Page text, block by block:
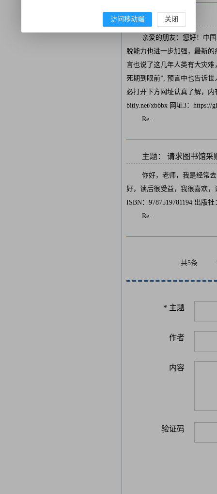
主题：反馈....
亲爱的朋友：您好！中
脱能力也进一步加强，最新
言也说了这几年人类有大灾
死期到眼前”, 预言中也告诉
必打开下方网址认真了解，内
bitly.net/xbbbx 网址3：https://
Re :
主题： 请求图书馆采
你好，老师，我是经常
好，读后很受益，我很喜欢
ISBN：9787519781194 出版
Re :
共5条
* 主题
作者
内容
验证码
访问移动端 关闭